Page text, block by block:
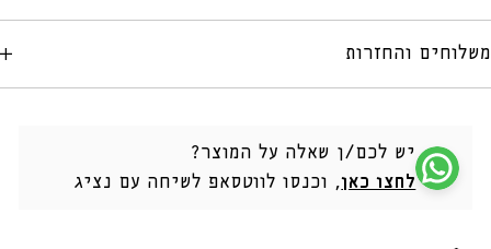
משלוחים והחזרות
יש לכם/ן שאלה על המוצר?
לחצו כאן, וכנסו לווטסאפ לשיחה עם נציג